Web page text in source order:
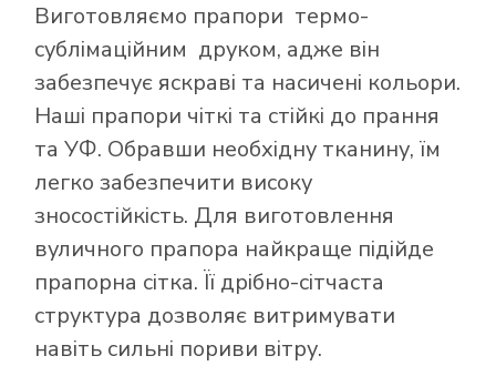
Виготовляємо прапори термо-
сублімаційним друком, адже він
забезпечує яскраві та насичені кольори.
Наші прапори чіткі та стійкі до прання
та УФ. Обравши необхідну тканину, їм
легко забезпечити високу
зносостійкість. Для виготовлення
вуличного прапора найкраще підійде
прапорна сітка. Її дрібно-сітчаста
структура дозволяє витримувати
навіть сильні пориви вітру.